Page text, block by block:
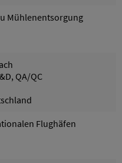
Mühlenentsorgung
QA/QC
Flughäfen